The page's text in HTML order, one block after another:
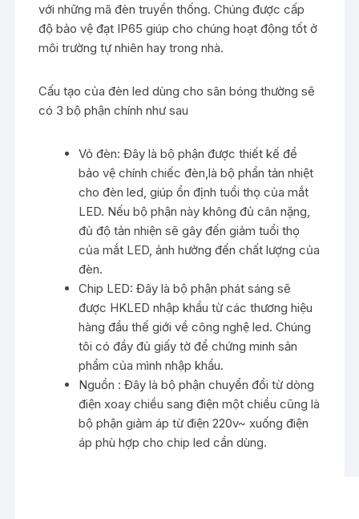
với những mã đèn truyền thống. Chúng được cấp
độ bảo vệ đạt IP65 giúp cho chúng hoạt động tốt ở
môi trường tự nhiên hay trong nhà.
Cấu tạo của đèn led dùng cho sân bóng thường sẽ
có 3 bộ phận chính như sau
Vỏ đèn: Đây là bộ phận được thiết kế để
bảo vệ chính chiếc đèn,là bộ phẩn tản nhiệt
cho đèn led, giúp ổn định tuổi thọ của mắt
LED. Nếu bộ phận này không đủ cân nặng,
đủ độ tản nhiện sẽ gây đến giảm tuổi thọ
của mắt LED, ảnh hưởng đến chất lượng của
đèn.
Chip LED: Đây là bộ phận phát sáng sẽ
được HKLED nhập khẩu từ các thương hiệu
hàng đầu thế giới về công nghệ led. Chúng
tôi có đầy đủ giấy tờ để chứng minh sản
phẩm của mình nhập khẩu.
Nguồn : Đây là bộ phận chuyển đổi từ dòng
điện xoay chiều sang điện một chiều cũng là
bộ phận giảm áp từ điện 220v~ xuống điện
áp phù hợp cho chip led cần dùng.